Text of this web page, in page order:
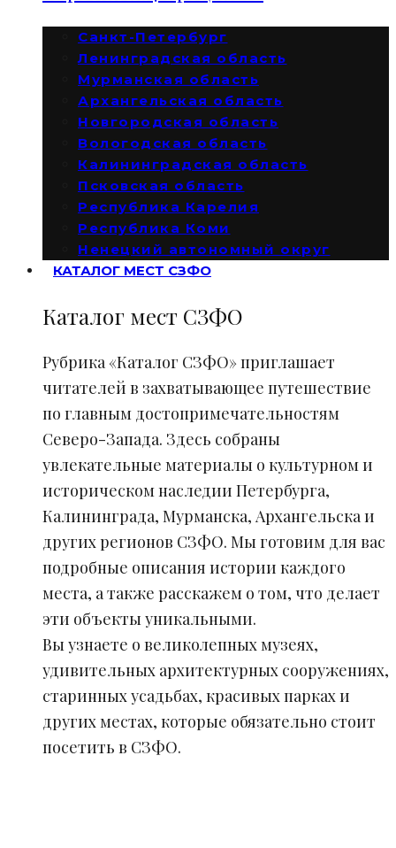
Санкт-Петербург
Ленинградская область
Мурманская область
Архангельская область
Новгородская область
Вологодская область
Калининградская область
Псковская область
Республика Карелия
Республика Коми
Ненецкий автономный округ
КАТАЛОГ МЕСТ СЗФО
Каталог мест СЗФО
Рубрика «Каталог СЗФО» приглашает
читателей в захватывающее путешествие
по главным достопримечательностям
Северо-Запада. Здесь собраны
увлекательные материалы о культурном и
историческом наследии Петербурга,
Калининграда, Мурманска, Архангельска и
других регионов СЗФО. Мы готовим для вас
подробные описания истории каждого
места, а также расскажем о том, что делает
эти объекты уникальными.
Вы узнаете о великолепных музеях,
удивительных архитектурных сооружениях,
старинных усадьбах, красивых парках и
других местах, которые обязательно стоит
посетить в СЗФО.